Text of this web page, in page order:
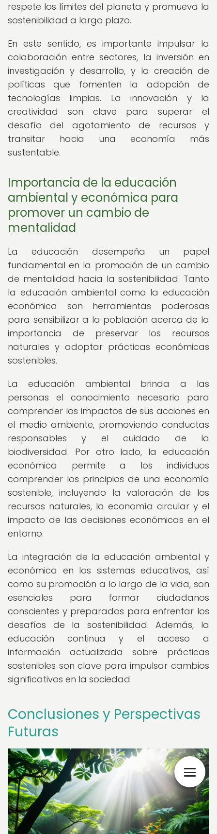
respete los límites del planeta y promueva la
sostenibilidad a largo plazo.
En este sentido, es importante impulsar la
colaboración entre sectores, la inversión en
investigación y desarrollo, y la creación de
políticas que fomenten la adopción de
tecnologías limpias. La innovación y la
creatividad son clave para superar el
desafío del agotamiento de recursos y
transitar hacia una economía más
sustentable.
Importancia de la educación
ambiental y económica para
promover un cambio de
mentalidad
La educación desempeña un papel
fundamental en la promoción de un cambio
de mentalidad hacia la sostenibilidad. Tanto
la educación ambiental como la educación
económica son herramientas poderosas
para sensibilizar a la población acerca de la
importancia de preservar los recursos
naturales y adoptar prácticas económicas
sostenibles.
La educación ambiental brinda a las
personas el conocimiento necesario para
comprender los impactos de sus acciones en
el medio ambiente, promoviendo conductas
responsables y el cuidado de la
biodiversidad. Por otro lado, la educación
económica permite a los individuos
comprender los principios de una economía
sostenible, incluyendo la valoración de los
recursos naturales, la economía circular y el
impacto de las decisiones económicas en el
entorno.
La integración de la educación ambiental y
económica en los sistemas educativos, así
como su promoción a lo largo de la vida, son
esenciales para formar ciudadanos
conscientes y preparados para enfrentar los
desafíos de la sostenibilidad. Además, la
educación continua y el acceso a
información actualizada sobre prácticas
sostenibles son clave para impulsar cambios
significativos en la sociedad.
Conclusiones y Perspectivas
Futuras